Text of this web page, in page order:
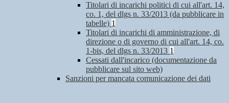
Titolari di incarichi politici di cui all'art. 14,
co. 1, del dlgs n. 33/2013 (da pubblicare in
tabelle) 1
Titolari di incarichi di amministrazione, di
direzione o di governo di cui all'art. 14, co.
1-bis, del dlgs n. 33/2013 1
Cessati dall'incarico (documentazione da
pubblicare sul sito web)
Sanzioni per mancata comunicazione dei dati